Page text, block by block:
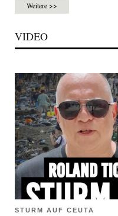
Weitere >>
VIDEO
STURM AUF CEUTA